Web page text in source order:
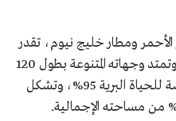
ومطار خليج نيوم، تقدر
مساحته الإجمالية بنحو 406 م2، وتمتد وجهاته المتنوعة بطول 120
كم، كما تبلغ نسبة أراضيه المخصصة للحياة البرية 95%، وتشكل